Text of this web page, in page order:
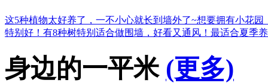
这5种植物太好养了，一不小心就长到墙外了~想要拥有小花园
特别好！ 有8种树特别适合做围墙，好看又通风！ 最适合夏季
身边的一平米 (更多)